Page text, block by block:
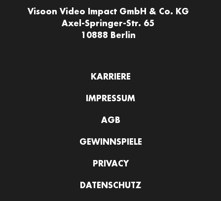
Visoon Video Impact GmbH & Co. KG
Axel-Springer-Str. 65
10888 Berlin
KARRIERE
IMPRESSUM
AGB
GEWINNSPIELE
PRIVACY
DATENSCHUTZ